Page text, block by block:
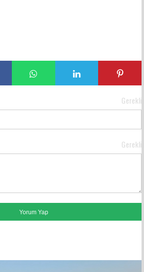
Gerekli
Gerekli